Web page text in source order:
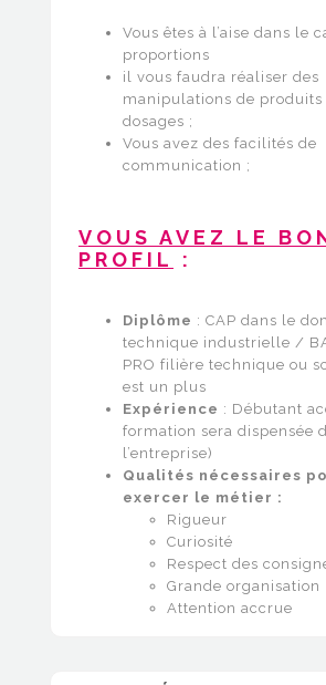
Vous êtes à l’aise dans le
proportions
il vous faudra réaliser des
manipulations de produits
dosages ;
Vous avez des facilités de
communication ;
VOUS AVEZ LE
PROFIL
:
Diplôme : CAP dans le
technique industrielle /
PRO filière technique ou
est un plus
Expérience : Débutant
formation sera dispensée
l’entreprise)
Qualités nécessaires
exercer le métier :
Rigueur
Curiosité
Respect des
Grande organisation
Attention accrue